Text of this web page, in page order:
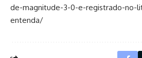
de-magnitude-3-0-e-registrado-no-
entenda/